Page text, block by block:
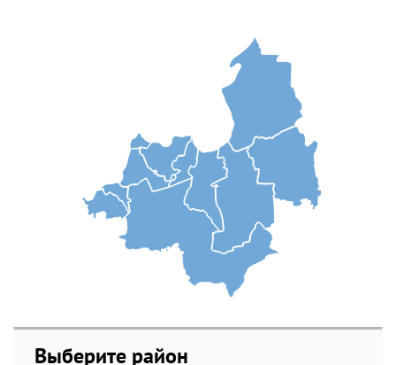
Выберите район